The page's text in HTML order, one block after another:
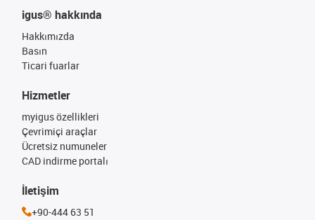
igus® hakkında
Hakkımızda
Basın
Ticari fuarlar
Hizmetler
myigus özellikleri
Çevrimiçi araçlar
Ücretsiz numuneler
CAD indirme portalı
İletişim
+90-444 63 51